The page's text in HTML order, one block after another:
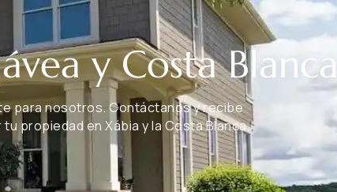
y Costa Blanca
para nosotros. Contáctanos y recibe
propiedad en Xábia y la Costa Blanca.